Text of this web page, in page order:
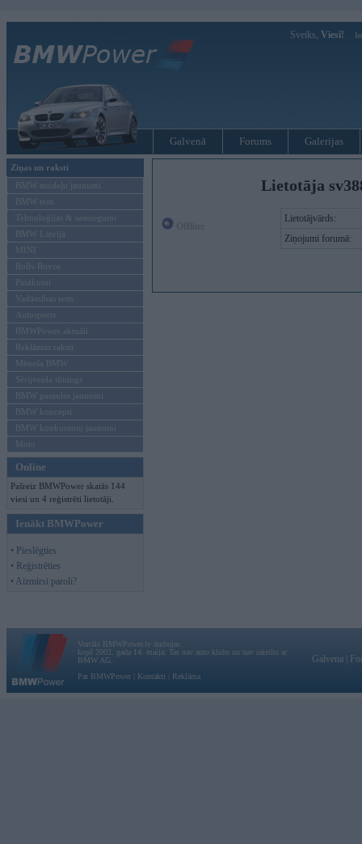
Sveiks, Viesi!
Galvenā Forums Galerijas
Ziņas un raksti
BMW modeļu jaunumi
BMW testi
Tehnoloģijas & sasniegumi
BMW Latvijā
MINI
Rolls-Royce
Pasākumi
Vadāmības tests
Autosports
BMWPower aktuāli
Reklāmas raksti
Mēneša BMW
Sērijveida tūnings
BMW pasaules jaunumi
BMW koncepti
BMW konkurentu jaunumi
Moto
Online
Pašreiz BMWPower skatās 144
viesi un 4 reģistrēti lietotāji.
Ienākt BMWPower
• Pieslēgties
• Reģistrēties
• Aizmirsi paroli?
Lietotāja
Lietotājvārds:
Ziņojumi forumā:
Vortāls BMWPower.lv darbojas
kopš 2002. gada 14. maija. Tas nav auto klubs un nav saistīts ar
BMW AG.
Par BMWPower
Kontakti Reklāma
Galvena